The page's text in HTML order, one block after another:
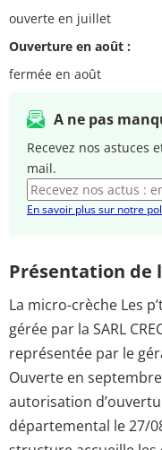
ouverte en juillet
Ouverture en août :
fermée en août
A ne pas
Recevez nos astuces
mail.
En savoir plus sur notre
Présentation de
La micro-crèche Les
gérée par la SARL
représentée par le
Ouverte en
autorisation
départemental le 27/